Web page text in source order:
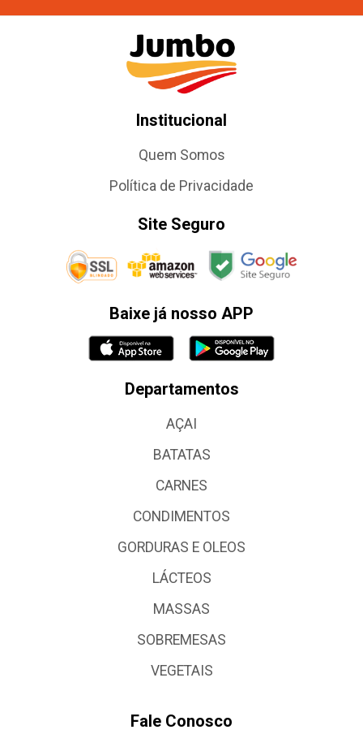
Institucional
Quem Somos
Política de Privacidade
Site Seguro
Baixe já nosso APP
Departamentos
AÇAI
BATATAS
CARNES
CONDIMENTOS
GORDURAS E OLEOS
LÁCTEOS
MASSAS
SOBREMESAS
VEGETAIS
Fale Conosco